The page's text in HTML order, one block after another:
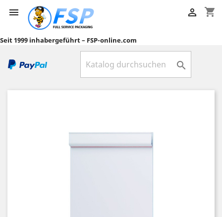
 shopping_cart

Seit 1999 inhabergeführt – FSP-online.com
